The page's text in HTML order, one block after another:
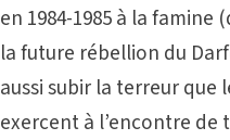
en 1984-1985 à la famine
la future rébellion du
aussi subir la terreur que
exercent à l’encontre de